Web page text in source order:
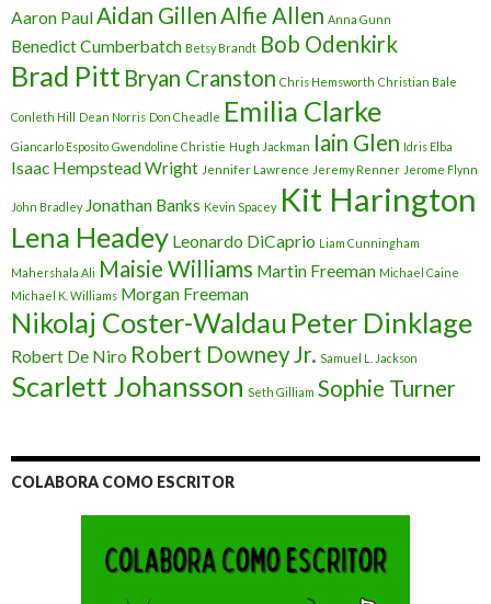
Aaron PaulAidan GillenAlfie Allen Anna Gunn
Benedict Cumberbatch Betsy Brandt Bob Odenkirk
Brad Pitt Bryan Cranston Chris Hemsworth Christian Bale
Conleth Hill Dean Norris Don Cheadle Emilia Clarke
Giancarlo Esposito Gwendoline Christie Hugh Jackman Iain Glen Idris Elba
Isaac Hempstead Wright Jennifer Lawrence Jeremy Renner Jerome Flynn
John Bradley Jonathan Banks Kevin Spacey Kit Harington
Lena Headey Leonardo DiCaprio Liam Cunningham
Mahershala Ali Maisie Williams Martin Freeman Michael Caine
Michael K. Williams Morgan Freeman
Nikolaj Coster-Waldau Peter Dinklage
Robert De Niro Robert Downey Jr. Samuel L. Jackson
Scarlett Johansson Seth Gilliam Sophie Turner
COLABORA COMO ESCRITOR